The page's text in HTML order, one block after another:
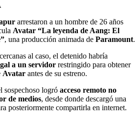
arrestaron a un hombre de 26 años
Avatar “La leyenda de Aang: El
, una producción animada de Paramount.
al caso, el detenido habría
a un servidor restringido para obtener
Avatar antes de su estreno.
sospechoso logró acceso remoto no
de medios, desde donde descargó una
posteriormente compartirla en internet.